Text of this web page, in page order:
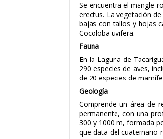
Se encuentra el mangle
erectus. La vegetación
bajas con tallos y hojas
Cocoloba uvifera.
Fauna
En la Laguna de
290 especies de aves,
de 20 especies de
Geología
Comprende un área de
permanente, con una
300 y 1000 m, formada
que data del cuaternario